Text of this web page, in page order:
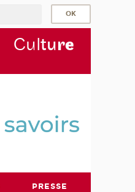
Culture
PRESSE